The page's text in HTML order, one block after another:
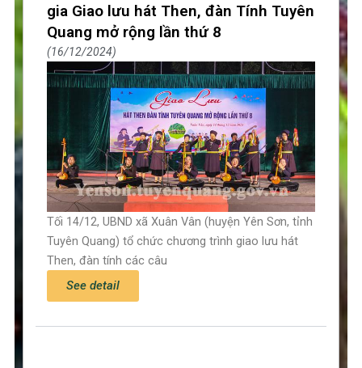
gia Giao lưu hát Then, đàn Tính Tuyên
Quang mở rộng lần thứ 8
16/12/2024
Tối 14/12, UBND xã Xuân Vân (huyện Yên Sơn, tỉnh
Tuyên Quang) tổ chức chương trình giao lưu hát
Then, đàn tính các câu
See detail